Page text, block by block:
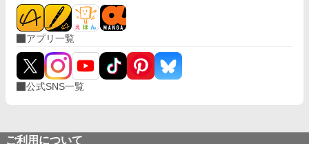
さる中で日本語のおかしな点をご指摘いただけましたら、 本当に
ありがたく思います。
アプリ一覧
公式SNS一覧
ご利用について